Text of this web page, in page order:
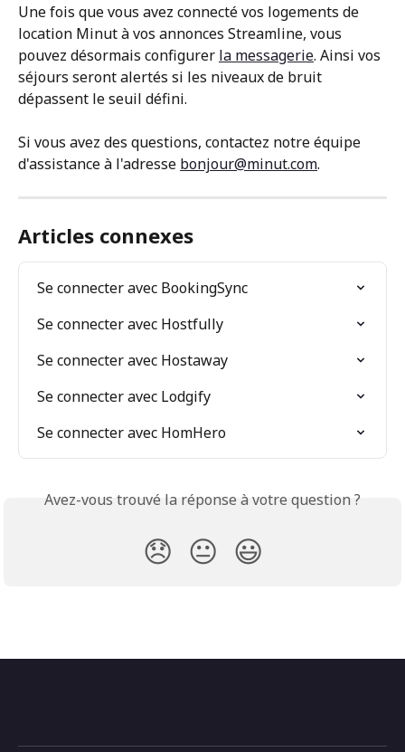
Une fois que vous avez connecté vos logements de
location Minut à vos annonces Streamline, vous
pouvez désormais configurer la messagerie. Ainsi vos
séjours seront alertés si les niveaux de bruit
dépassent le seuil défini.
Si vous avez des questions, contactez notre équipe
d'assistance à l'adresse bonjour@minut.com.
Articles connexes
Se connecter avec BookingSync
Se connecter avec Hostfully
Se connecter avec Hostaway
Se connecter avec Lodgify
Se connecter avec HomHero
Avez-vous trouvé la réponse à votre question ?
😞 😐 😃